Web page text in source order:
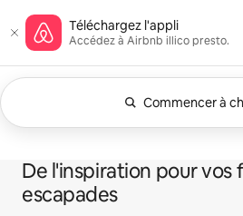
directement
contenu
Page d'accueil Airbnb
Téléchargez l'appli
Accédez à Airbnb illico presto.
Commencer à
Filtres appliqués :
voir
Logements
De l'inspiration pour vos
escapades